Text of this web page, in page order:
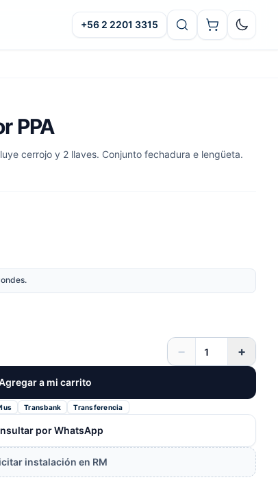
+56 2 2201 3315 Oscuro
PPA
cerrojo y 2 llaves. Conjunto fechadura e lengüeta.
− +
a mi carrito
Transbank Transferencia
por WhatsApp
instalación en RM